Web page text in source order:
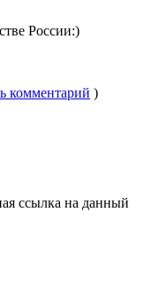
России:)
комментарий )
ссылка на данный